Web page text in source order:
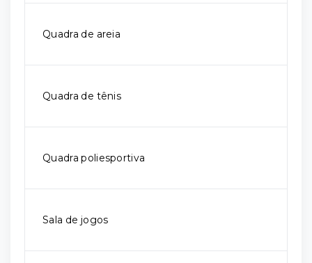
Quadra de areia
Quadra de tênis
Quadra poliesportiva
Sala de jogos